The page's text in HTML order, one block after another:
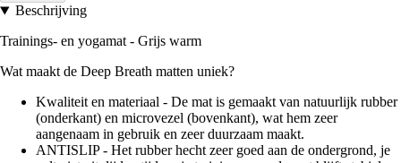
Beschrijving
Trainings- en yogamat - Grijs warm
Wat maakt de Deep Breath matten uniek?
Kwaliteit en materiaal - De mat is gemaakt van natuurlijk rubber
(onderkant) en microvezel (bovenkant), wat hem zeer
aangenaam in gebruik en zeer duurzaam maakt.
ANTISLIP - Het rubber hecht zeer goed aan de ondergrond, je